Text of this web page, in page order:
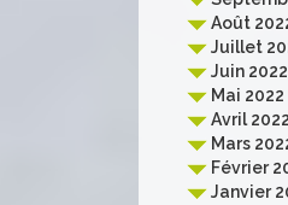
Août
Juillet
Juin 2022
Mai 2022
Avril 2022
Mars
Février
Janvier